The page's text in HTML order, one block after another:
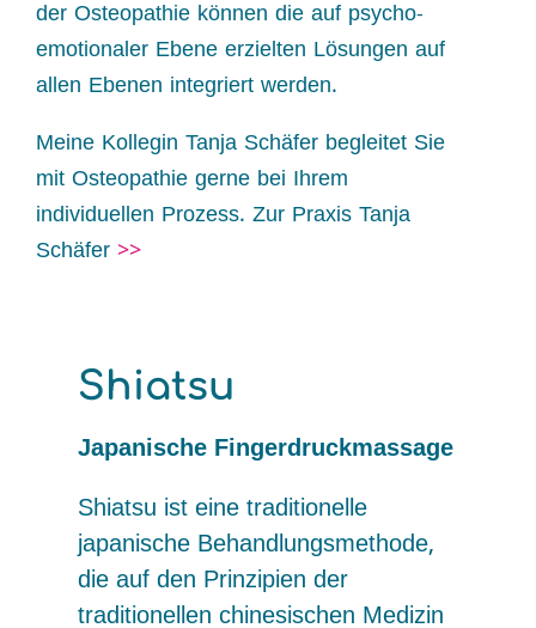
der Osteopathie können die auf psycho-
emotionaler Ebene erzielten Lösungen auf
allen Ebenen integriert werden.
Meine Kollegin Tanja Schäfer begleitet Sie
mit Osteopathie gerne bei Ihrem
individuellen Prozess. Zur Praxis Tanja
Schäfer >>
Shiatsu
Japanische Fingerdruckmassage
Shiatsu ist eine traditionelle
japanische Behandlungsmethode,
die auf den Prinzipien der
traditionellen chinesischen Medizin